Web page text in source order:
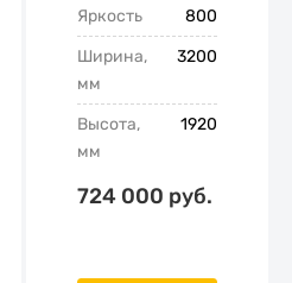
Яркость
800
Ширина,
мм
3200
Высота,
мм
1920
724 000 руб.